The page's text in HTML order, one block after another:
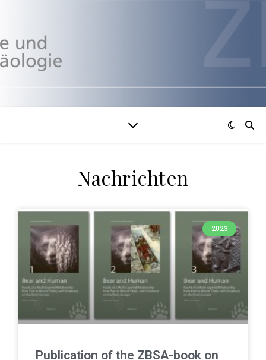
Nachrichten
2023
Publication of the ZBSA-book on